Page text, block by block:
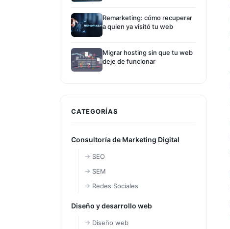
Remarketing: cómo recuperar
a quien ya visitó tu web
Migrar hosting sin que tu web
deje de funcionar
CATEGORÍAS
Consultoría de Marketing Digital
SEO
SEM
Redes Sociales
Diseño y desarrollo web
Diseño web